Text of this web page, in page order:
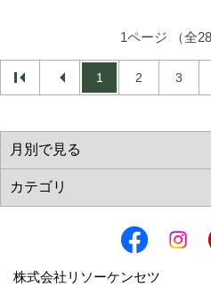
1ページ （全
1 2 3
株式会社リソーケンセツ